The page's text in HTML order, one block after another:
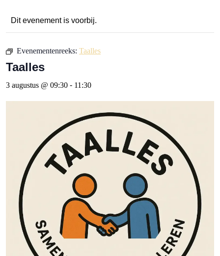
Dit evenement is voorbij.
Evenementenreeks: Taalles
Taalles
3 augustus @ 09:30 - 11:30